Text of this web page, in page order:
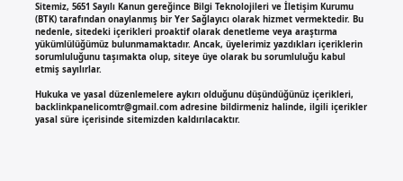
Sitemiz, 5651 Sayılı Kanun gereğince Bilgi Teknolojileri ve İletişim Kurumu
(BTK) tarafından onaylanmış bir Yer Sağlayıcı olarak hizmet vermektedir. Bu
nedenle, sitedeki içerikleri proaktif olarak denetleme veya araştırma
yükümlülüğümüz bulunmamaktadır. Ancak, üyelerimiz yazdıkları içeriklerin
sorumluluğunu taşımakta olup, siteye üye olarak bu sorumluluğu kabul
etmiş sayılırlar.
Hukuka ve yasal düzenlemelere aykırı olduğunu düşündüğünüz içerikleri,
backlinkpanelicomtr@gmail.comadresine bildirmeniz halinde, ilgili içerikler
yasal süre içerisinde sitemizden kaldırılacaktır.